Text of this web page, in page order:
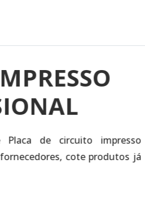
Realize agora uma cotação de
fornecedores, cote produtos já